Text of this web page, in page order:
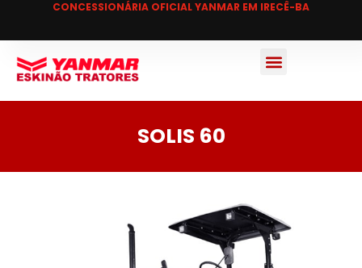
CONCESSIONÁRIA OFICIAL YANMAR EM IRECÊ-BA
SOLIS 60